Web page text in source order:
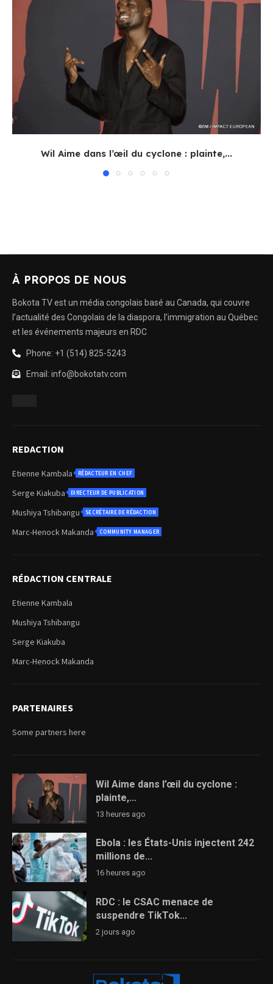
Wil Aime dans l’œil du cyclone : plainte,...
À PROPOS DE NOUS
Bokota TV est un média congolais basé au Canada, qui couvre
l’actualité des Congolais de la diaspora, l’immigration au Québec
et les événements majeurs en RDC
Phone: +1 (514) 825-5243
Email: info@bokotatv.com
REDACTION
Etienne Kambala RÉDACTEUR EN CHEF
Serge Kiakuba DIRECTEUR DE PUBLICATION
Mushiya Tshibangu SECRÉTAIRE DE RÉDACTION
Marc-Henock Makanda COMMUNITY MANAGER
RÉDACTION CENTRALE
Etienne Kambala
Mushiya Tshibangu
Serge Kiakuba
Marc-Henock Makanda
PARTENAIRES
Some partners here
Wil Aime dans l’œil du cyclone :
plainte,...
13 heures ago
Ebola : les États-Unis injectent 242
millions de...
16 heures ago
RDC : le CSAC menace de
suspendre TikTok...
2 jours ago